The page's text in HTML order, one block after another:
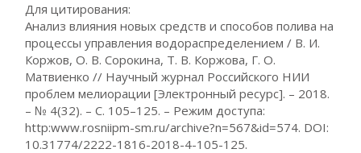
Для цитирования:
Анализ влияния новых средств и способов полива на
процессы управления водораспределением / В. И.
Коржов, О. В. Сорокина, Т. В. Коржова, Г. О.
Матвиенко // Научный журнал Российского НИИ
проблем мелиорации [Электронный ресурс]. – 2018.
– № 4(32). – С. 105–125. – Режим доступа:
http:www.rosniipm-sm.ru/archive?n=567&id=574. DOI:
10.31774/2222-1816-2018-4-105-125.